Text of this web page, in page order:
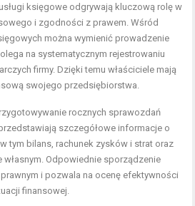
księgowe odgrywają kluczową rolę w
i zgodności z prawem. Wśród
można wymienić prowadzenie
na systematycznym rejestrowaniu
firmy. Dzięki temu właściciele mają
swojego przedsiębiorstwa.
rocznych sprawozdań
szczegółowe informacje o
tym bilans, rachunek zysków i strat oraz
Odpowiednie sporządzenie
i pozwala na ocenę efektywności
finansowej.